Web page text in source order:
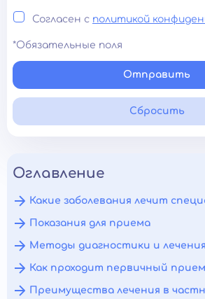
Согласен с политикой
*Обязательные поля
Отправить
Сбросить
Оглавление
Какие заболевания лечит
Показания для приема
Методы диагностики и лечения
Как проходит первичный прием
Преимущества лечения в